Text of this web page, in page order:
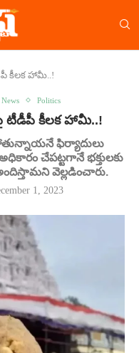
కీలక హామీ..!
Politics
టీడీపీ కీలక హామీ..!
ఫిర్యాదులు
చేపట్టగానే భక్తులకు
వెల్లడించారు.
1, 2023